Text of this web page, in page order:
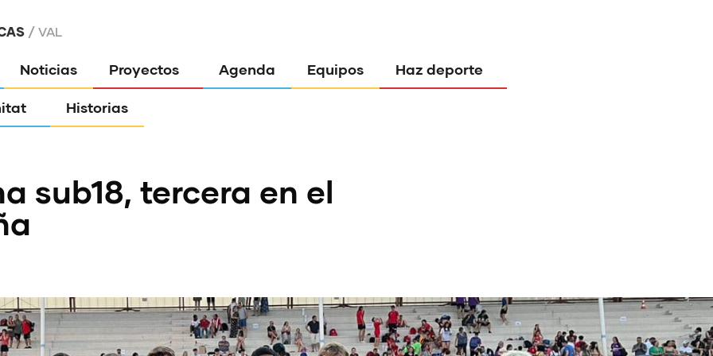
VAL
Noticias Proyectos Agenda Equipos Haz deporte
Historias
sub18, tercera en el